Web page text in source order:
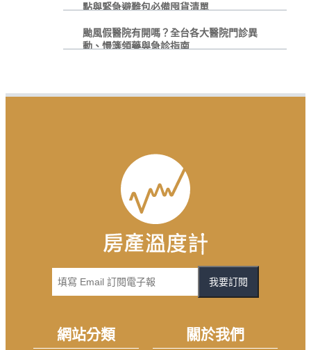
點與緊急避難包必備囤貨清單
颱風假醫院有開嗎？全台各大醫院門診異
動、慢箋領藥與急診指南
我要訂閱
網站分類 關於我們